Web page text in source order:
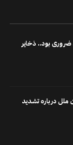
ضروری بود.. ذخایر
درباره تشدید